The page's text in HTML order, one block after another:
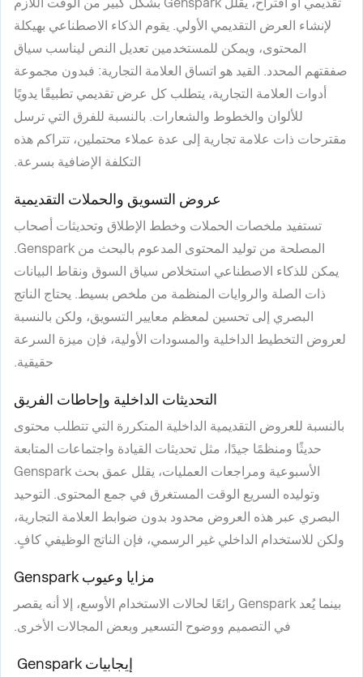
تقديمي أو اقتراح، يقلل Genspark بشكل كبير من الوقت اللازم
لإنشاء العرض التقديمي الأولي. يقوم الذكاء الاصطناعي بهيكلة
المحتوى، ويمكن للمستخدمين تعديل النص ليناسب سياق
صفقتهم المحدد. القيد هو اتساق العلامة التجارية: فبدون مجموعة
أدوات العلامة التجارية، يتطلب كل عرض تقديمي تطبيقًا يدويًا
للألوان والخطوط والشعارات. بالنسبة للفرق التي ترسل
مقترحات ذات علامة تجارية إلى عدة عملاء محتملين، تتراكم هذه
التكلفة الإضافية بسرعة.
عروض التسويق والحملات التقديمية
تستفيد ملخصات الحملات وخطط الإطلاق وتحديثات أصحاب
المصلحة من توليد المحتوى المدعوم بالبحث من Genspark.
يمكن للذكاء الاصطناعي استخلاص سياق السوق ونقاط البيانات
ذات الصلة والروايات المنظمة من ملخص بسيط. يحتاج الناتج
البصري إلى تحسين لمعظم معايير التسويق، ولكن بالنسبة
لعروض التخطيط الداخلية والمسودات الأولية، فإن ميزة السرعة
حقيقية.
التحديثات الداخلية وإحاطات الفريق
بالنسبة للعروض التقديمية الداخلية المتكررة التي تتطلب محتوى
حديثًا ومنظمًا جيدًا، مثل تحديثات القيادة واجتماعات المتابعة
الأسبوعية ومراجعات العمليات، يقلل عمق بحث Genspark
وتوليده السريع الوقت المستغرق في جمع المحتوى. التوحيد
البصري عبر هذه العروض محدود بدون ضوابط العلامة التجارية،
ولكن للاستخدام الداخلي غير الرسمي، فإن الناتج الوظيفي كافٍ.
مزايا وعيوب Genspark
بينما يُعد Genspark رائعًا لحالات الاستخدام الأوسع، إلا أنه يقصر
في التصميم ووضوح التسعير وبعض المجالات الأخرى.
إيجابيات Genspark